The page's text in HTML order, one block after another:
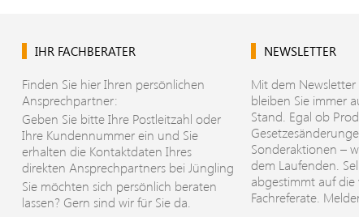
IHR FACHBERATER
Finden Sie hier Ihren persönlichen
Ansprechpartner:
Geben Sie bitte Ihre Postleitzahl oder
Ihre Kundennummer ein und Sie
erhalten die Kontaktdaten Ihres
direkten Ansprechpartners bei Jüngling
Sie möchten sich persönlich beraten
lassen? Gern sind wir für Sie da.
NEWSLETTER
Mit dem
bleiben Sie immer
Stand. Egal ob
Sonderaktionen –
dem Laufenden.
abgestimmt auf die
Fachreferate.